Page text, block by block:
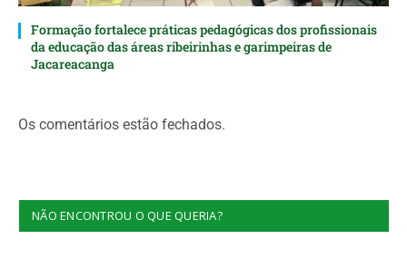
Formação fortalece práticas pedagógicas dos profissionais
da educação das áreas ribeirinhas e garimpeiras de
Jacareacanga
Os comentários estão fechados.
NÃO ENCONTROU O QUE QUERIA?